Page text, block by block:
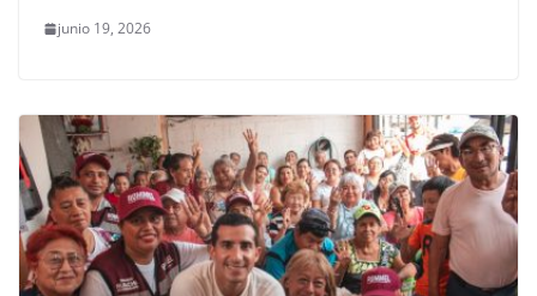
junio 19, 2026